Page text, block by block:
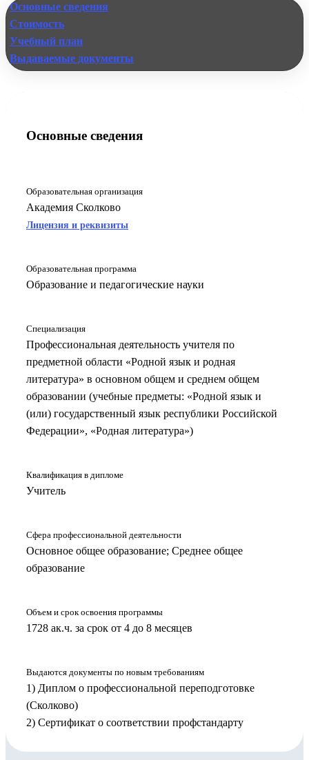
Основные сведения
Стоимость
Учебный план
Выдаваемые документы
Основные сведения
Образовательная организация
Академия Сколково
Лицензия и реквизиты
Образовательная программа
Образование и педагогические науки
Специализация
Профессиональная деятельность учителя по
предметной области «Родной язык и родная
литература» в основном общем и среднем общем
образовании (учебные предметы: «Родной язык и
(или) государственный язык республики Российской
Федерации», «Родная литература»)
Квалификация в дипломе
Учитель
Сфера профессиональной деятельности
Основное общее образование; Среднее общее
образование
Объем и срок освоения программы
1728 ак.ч. за срок от 4 до 8 месяцев
Выдаются документы по новым требованиям
1) Диплом о профессиональной переподготовке
(Сколково)
2) Сертификат о соответствии профстандарту